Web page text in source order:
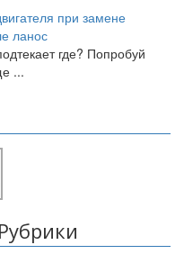
при замене
ланос
где? Попробуй
...
Рубрики